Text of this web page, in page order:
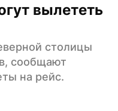
вылететь
столицы
сообщают
на рейс.